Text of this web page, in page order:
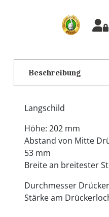
Beschreibung
Langschild
Höhe: 202 mm
Abstand von Mitte
53 mm
Breite an breitester
Durchmesser
Stärke am